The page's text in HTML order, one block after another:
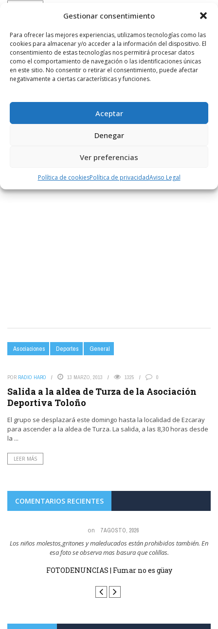
Gestionar consentimiento
Para ofrecer las mejores experiencias, utilizamos tecnologías como las
cookies para almacenar y/o acceder a la información del dispositivo. El
consentimiento de estas tecnologías nos permitirá procesar datos
como el comportamiento de navegación o las identificaciones únicas
en este sitio. No consentir o retirar el consentimiento, puede afectar
negativamente a ciertas características y funciones.
Aceptar
Denegar
Ver preferencias
Política de cookiesPolítica de privacidadAviso Legal
Asociaciones General
RADIO HARO 8 MAYO, 2013 1251
domingo a tierras alavesas
El grupo se desplazará hasta Salinas de Añana. Allí, visitará el Valle
Asociaciones Deportes General
POR RADIO HARO 13 MARZO, 2013 1325 0
Salida a la aldea de Turza de la Asociación
Deportiva Toloño
El grupo se desplazará este domingo hasta la localidad de Ezcaray
para ascender a la aldea de Turza. La salida, a las 8,30 horas desde
la ...
LEER MÁS
COMENTARIOS RECIENTES
on 7 AGOSTO, 2026
Los niños molestos,gritones y maleducados están prohibidos también. En
esa foto se observa mas basura que colillas.
FOTODENUNCIAS | Fumar no es güay